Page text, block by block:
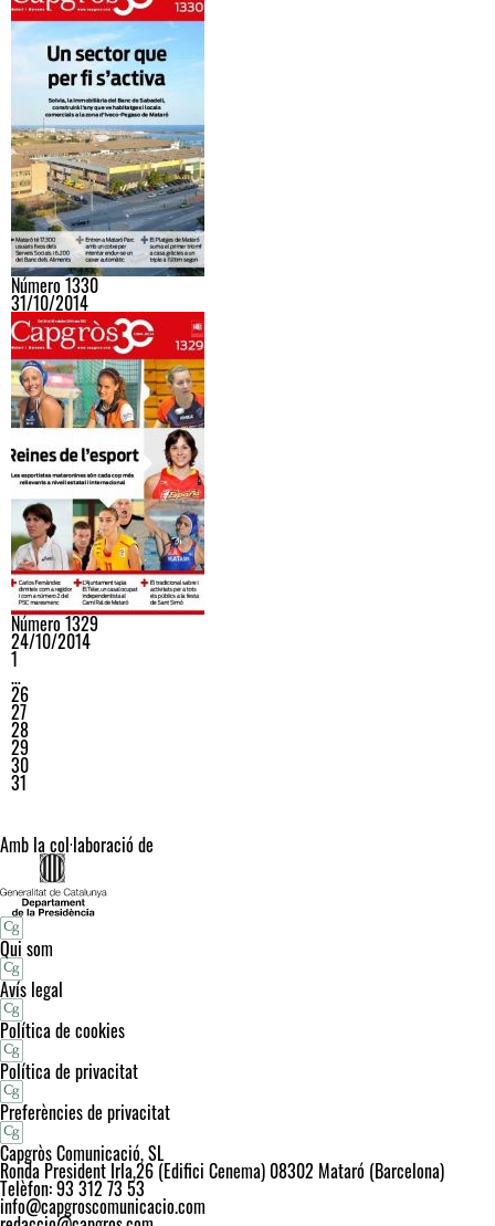
Número 1330
31/10/2014
Número 1329
24/10/2014
1
…
26
27
28
29
30
31
Amb la col·laboració de
Qui som
Avís legal
Política de cookies
Política de privacitat
Preferències de privacitat
Capgròs Comunicació, SL
Ronda President Irla,26 (Edifici Cenema) 08302 Mataró (Barcelona)
Telèfon: 93 312 73 53
info@capgroscomunicacio.com